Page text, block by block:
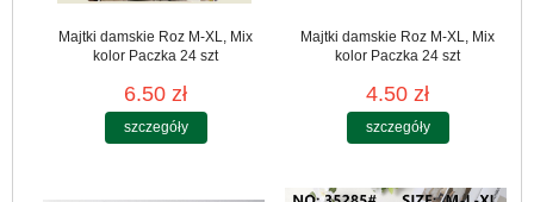
Majtki damskie Roz M-XL, Mix
kolor Paczka 24 szt
6.50 zł
szczegóły
Majtki damskie Roz M-XL, Mix
kolor Paczka 24 szt
4.50 zł
szczegóły